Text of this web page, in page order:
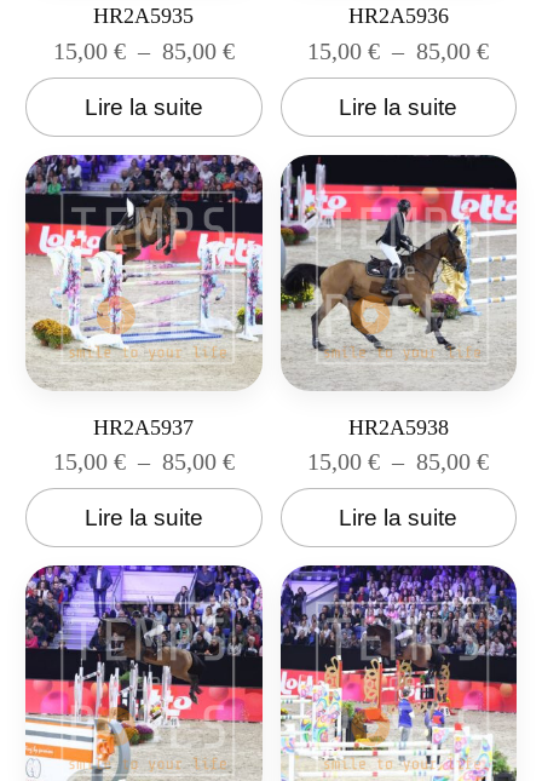
HR2A5935
15,00 € – 85,00 €
Lire la suite
HR2A5936
15,00€ – 85,00€
Lire la suite
HR2A5937
15,00 € – 85,00 €
Lire la suite
HR2A5938
15,00€ – 85,00€
Lire la suite